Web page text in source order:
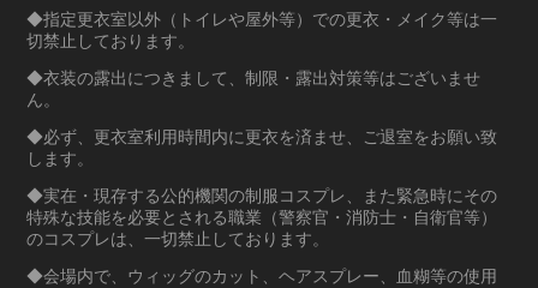
◆指定更衣室以外（トイレや屋外等）での更衣・メイク等は一
切禁止しております。
◆衣装の露出につきまして、制限・露出対策等はございませ
ん。
◆必ず、更衣室利用時間内に更衣を済ませ、ご退室をお願い致
します。
◆実在・現存する公的機関の制服コスプレ、また緊急時にその
特殊な技能を必要とされる職業（警察官・消防士・自衛官等）
のコスプレは、一切禁止しております。
◆会場内で、ウィッグのカット、ヘアスプレー、血糊等の使用